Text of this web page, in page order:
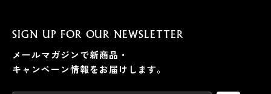
SIGN UP FOR OUR NEWSLETTER
メールマガジンで新商品・
キャンペーン情報をお届けします。